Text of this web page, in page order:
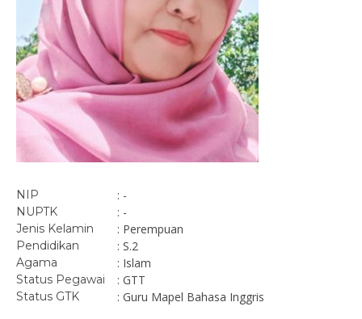
NIP : -
NUPTK : -
Jenis Kelamin : Perempuan
Pendidikan : S.2
Agama : Islam
Status Pegawai : GTT
Status GTK : Guru Mapel Bahasa Inggris